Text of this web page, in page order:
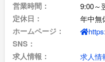
営業時間： 9:00～
定休日： 年中無
ホームページ：
SNS：
求人情報：
求人情